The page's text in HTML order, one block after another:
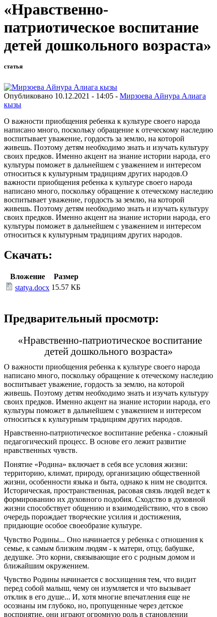
«Нравственно-
патриотическое воспитание
детей дошкольного возраста»
статья
Опубликовано 10.12.2021 - 14:05 - Мирзоева Айнура Алиага
кызы
О важности приобщения ребенка к культуре своего народа
написано много, поскольку обращение к отеческому наследию
воспитывает уважение, гордость за землю, на которой
живешь. Поэтому детям необходимо знать и изучать культуру
своих предков. Именно акцент на знание истории народа, его
культуры поможет в дальнейшем с уважением и интересом
относиться к культурным традициям других народов.О
важности приобщения ребенка к культуре своего народа
написано много, поскольку обращение к отеческому наследию
воспитывает уважение, гордость за землю, на которой
живешь. Поэтому детям необходимо знать и изучать культуру
своих предков. Именно акцент на знание истории народа, его
культуры поможет в дальнейшем с уважением и интересом
относиться к культурным традициям других народов.
Скачать:
Вложение
Размер
statya.docx 15.57 КБ
Предварительный просмотр:
«Нравственно-патриотическое воспитание
детей дошкольного возраста»
О важности приобщения ребенка к культуре своего народа
написано много, поскольку обращение к отеческому наследию
воспитывает уважение, гордость за землю, на которой
живешь. Поэтому детям необходимо знать и изучать культуру
своих предков. Именно акцент на знание истории народа, его
культуры поможет в дальнейшем с уважением и интересом
относиться к культурным традициям других народов.
Нравственно-патриотическое воспитание ребенка - сложный
педагогический процесс. В основе его лежит развитие
нравственных чувств.
Понятие «Родина» включает в себя все условия жизни:
территорию, климат, природу, организацию общественной
жизни, особенности языка и быта, однако к ним не сводится.
Историческая, пространственная, расовая связь людей ведет к
формированию их духовного подобия. Сходство в духовной
жизни способствует общению и взаимодействию, что в свою
очередь порождает творческие усилия и достижения,
придающие особое своеобразие культуре.
Чувство Родины... Оно начинается у ребенка с отношения к
семье, к самым близким людям - к матери, отцу, бабушке,
дедушке. Это корни, связывающие его с родным домом и
ближайшим окружением.
Чувство Родины начинается с восхищения тем, что видит
перед собой малыш, чему он изумляется и что вызывает
отклик в его душе... И, хотя многие впечатления еще не
осознаны им глубоко, но, пропущенные через детское
восприятие, они играют огромную роль в становлении